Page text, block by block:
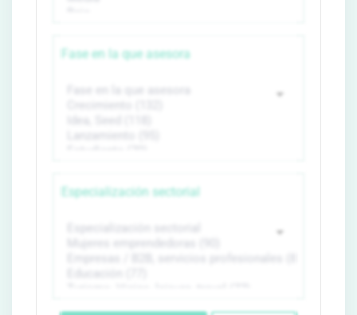
Fase en la que asesora
Especialización sectorial